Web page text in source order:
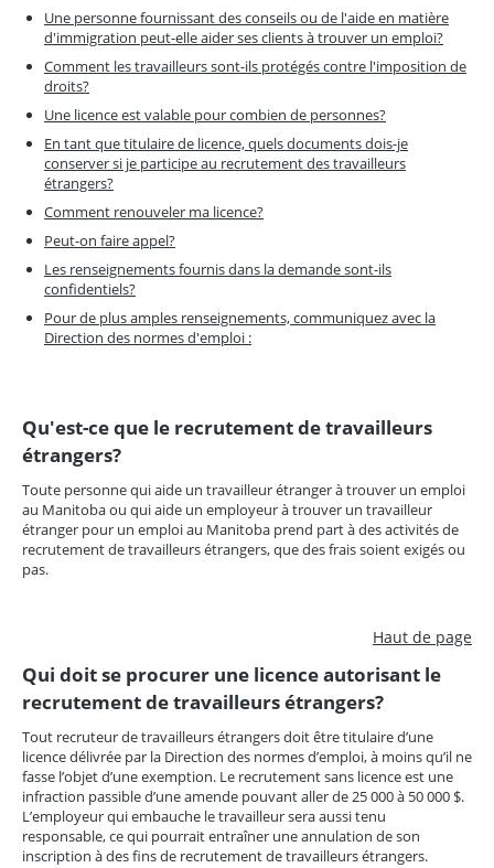
Une personne fournissant des conseils ou de l'aide en matière
d'immigration peut-elle aider ses clients à trouver un emploi?
Comment les travailleurs sont-ils protégés contre l'imposition de
droits?
Une licence est valable pour combien de personnes?
En tant que titulaire de licence, quels documents dois-je
conserver si je participe au recrutement des travailleurs
étrangers?
Comment renouveler ma licence?
Peut-on faire appel?
Les renseignements fournis dans la demande sont-ils
confidentiels?
Pour de plus amples renseignements, communiquez avec la
Direction des normes d'emploi :
Qu'est-ce que le recrutement de travailleurs
étrangers?
Toute personne qui aide un travailleur étranger à trouver un emploi
au Manitoba ou qui aide un employeur à trouver un travailleur
étranger pour un emploi au Manitoba prend part à des activités de
recrutement de travailleurs étrangers, que des frais soient exigés ou
pas.
Haut de page
Qui doit se procurer une licence autorisant le
recrutement de travailleurs étrangers?
Tout recruteur de travailleurs étrangers doit être titulaire d’une
licence délivrée par la Direction des normes d’emploi, à moins qu’il ne
fasse l’objet d’une exemption. Le recrutement sans licence est une
infraction passible d’une amende pouvant aller de 25 000 à 50 000 $.
L’employeur qui embauche le travailleur sera aussi tenu
responsable, ce qui pourrait entraîner une annulation de son
inscription à des fins de recrutement de travailleurs étrangers.